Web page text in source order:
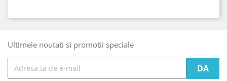
Ultimele noutati si promotii speciale